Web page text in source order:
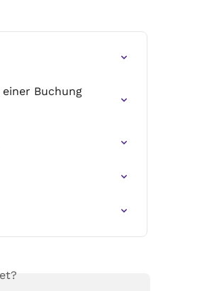
Buchung